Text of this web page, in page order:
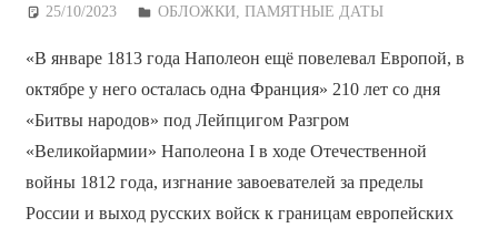
25/10/2023 Дежурный по Редакции
ОБЛОЖКИ ,ПАМЯТНЫЕ ДАТЫ
«В январе 1813 года Наполеон ещё повелевал Европой, в
октябре у него осталась одна Франция» 210 лет со дня
«Битвы народов» под Лейпцигом Разгром
«Великойармии» Наполеона I в ходе Отечественной
войны 1812 года, изгнание завоевателей за пределы
России и выход русских войск к границам европейских